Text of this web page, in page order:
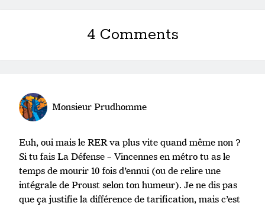
4 Comments
Monsieur Prudhomme
Euh, oui mais le RER va plus vite quand même non ?
Si tu fais La Défense – Vincennes en métro tu as le
temps de mourir 10 fois d’ennui (ou de relire une
intégrale de Proust selon ton humeur). Je ne dis pas
que ça justifie la différence de tarification, mais c’est